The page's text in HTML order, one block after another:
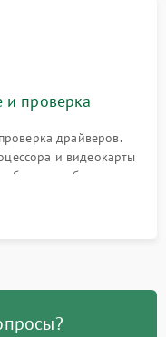
и проверка
драйверов.
и видеокарты
всех
подключения.